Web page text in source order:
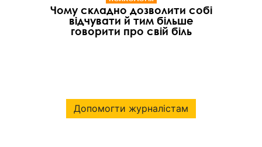
Чому складно дозволити собі
відчувати й тим більше
говорити про свій біль
Допомогти журналістам